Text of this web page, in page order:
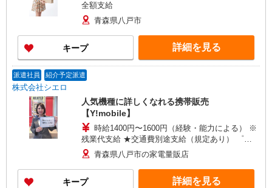
全額支給
青森県八戸市
キープ 詳細を見る
派遣社員 紹介予定派遣
株式会社シエロ
人気機種に詳しくなれる携帯販売
【Y!mobile】
時給1400円〜1600円（経験・能力による） ※
残業代支給 ★交通費別途支給（規定あり） ゜
+゜・。○。・゜+゜・。○。・゜+゜ 入社祝い金10
万円支給(規定有) お友達を紹介頂くと, インセンテ
ィブ支給(規定有) ★月2回払い・週払い可能（規程
有）★ ゜・。○。・゜+゜・。○。・゜+゜
青森県八戸市の家電量販店
キープ 詳細を見る